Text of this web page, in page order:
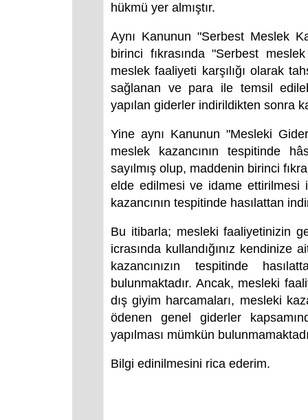
hükmü yer almıştır.
Aynı Kanunun "Serbest Meslek
birinci fıkrasında "Serbest
meslek faaliyeti karşılığı olarak
sağlanan ve para ile temsil
yapılan giderler indirildikten sonra
Yine aynı Kanunun "Mesleki
meslek kazancının tespitinde
sayılmış olup, maddenin birinci
elde edilmesi ve idame ettirilmesi
kazancının tespitinde hasılattan
Bu itibarla; mesleki faaliyetinizin
icrasında kullandığınız kendinize
kazancınızın tespitinde
bulunmaktadır. Ancak, mesleki
dış giyim harcamaları, mesleki
ödenen genel giderler
yapılması mümkün
Bilgi edinilmesini rica ederim.